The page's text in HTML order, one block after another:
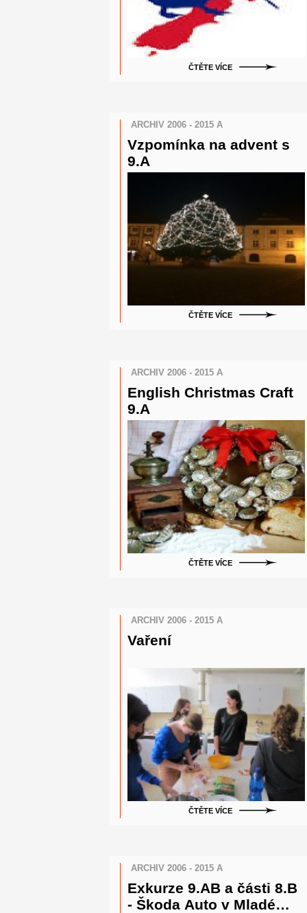
ČTĚTE VÍCE
ARCHIV 2006 - 2015 A
Vzpomínka na advent s
9.A
ČTĚTE VÍCE
ARCHIV 2006 - 2015 A
English Christmas Craft
9.A
ČTĚTE VÍCE
ARCHIV 2006 - 2015 A
Vaření
ČTĚTE VÍCE
ARCHIV 2006 - 2015 A
Exkurze 9.AB a části 8.B
- Škoda Auto v Mladé